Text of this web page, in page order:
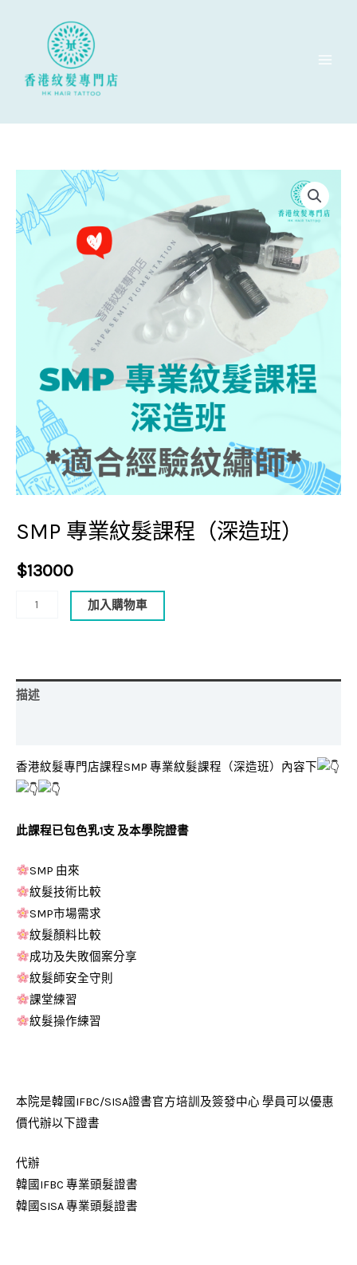
SMP 專業紋髮課程（深造班）
$13000
業
加入購物車
描述
香港紋髮專門店課程SMP 專業紋髮課程（深造班）內容下
此課程已包色乳1支 及本學院證書
SMP 由來
紋髮技術比較
SMP市場需求
紋髮顏料比較
成功及失敗個案分享
紋髮師安全守則
課堂練習
紋髮操作練習
本院是韓國IFBC/SISA證書官方培訓及簽發中心 學員可以優惠
價代辦以下證書
代辦
韓國IFBC 專業頭髮證書
韓國SISA 專業頭髮證書